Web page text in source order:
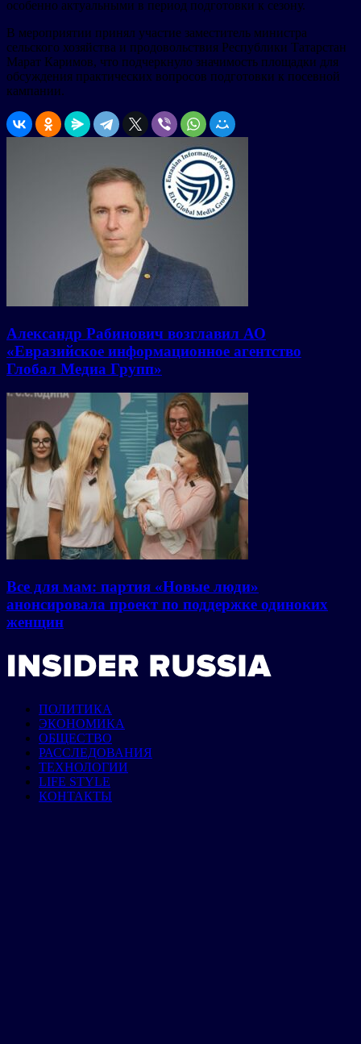
особенно актуальными в период подготовки к сезону.
В мероприятии принял участие заместитель министра
сельского хозяйства и продовольствия Республики Татарстан
Марат Каримов, что подчеркнуло значимость площадки для
обсуждения практических вопросов подготовки к посевной
кампании.
Александр Рабинович возглавил АО
«Евразийское информационное агентство
Глобал Медиа Групп»
Все для мам: партия «Новые люди»
анонсировала проект по поддержке одиноких
женщин
ПОЛИТИКА
ЭКОНОМИКА
ОБЩЕСТВО
РАССЛЕДОВАНИЯ
ТЕХНОЛОГИИ
LIFE STYLE
КОНТАКТЫ